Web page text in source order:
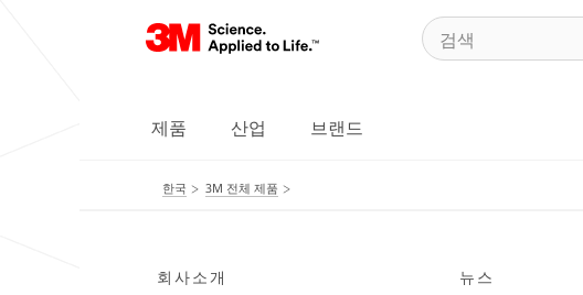
제품 산업 브랜드
한국 3M 전체 제품
회사소개 뉴스